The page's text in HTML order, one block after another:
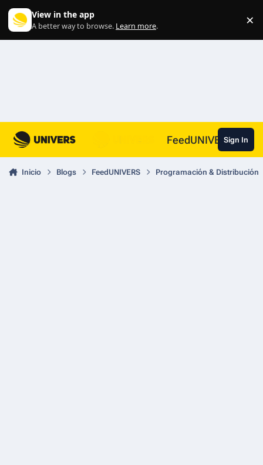
View in the app
A better way to browse. Learn more. ×
FeedUNIVERSSign In
Inicio Blogs FeedUNIVERS Programación & Distribución